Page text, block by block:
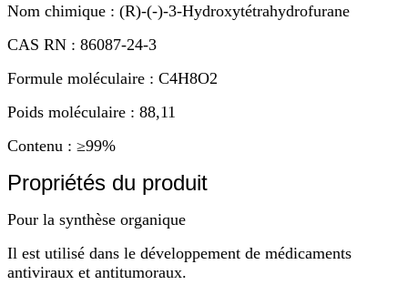
Nom chimique : (R)-(-)-3-Hydroxytétrahydrofurane
CAS RN : 86087-24-3
Formule moléculaire : C4H8O2
Poids moléculaire : 88,11
Contenu : ≥99%
Propriétés du produit
Pour la synthèse organique
Il est utilisé dans le développement de médicaments
antiviraux et antitumoraux.